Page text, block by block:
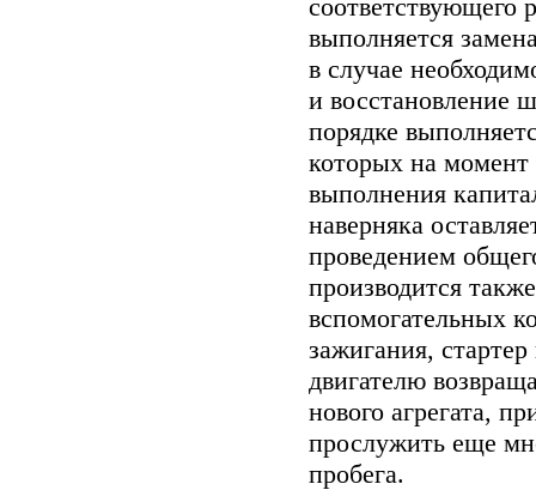
соответствующего
выполняется
в случае
и восстановление
порядке
которых на момент
выполнения
наверняка
проведением
производится
вспомогательных
зажигания,
двигателю
нового агрегата,
прослужить еще
пробега.